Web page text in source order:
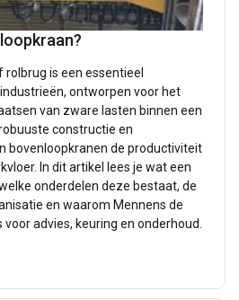
rolbrug is een essentieel
ontworpen voor het
van zware lasten binnen een
constructie en
bovenloopkranen de productiviteit
In dit artikel lees je wat een
onderdelen deze bestaat, de
en waarom Mennens de
advies, keuring en onderhoud.